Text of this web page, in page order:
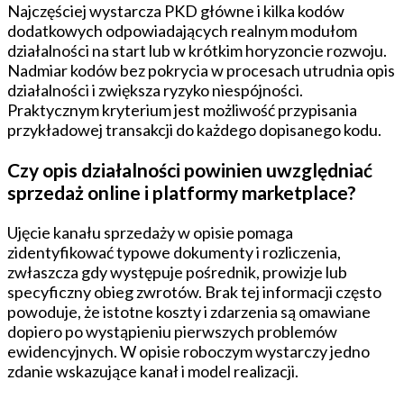
Najczęściej wystarcza PKD główne i kilka kodów
dodatkowych odpowiadających realnym modułom
działalności na start lub w krótkim horyzoncie rozwoju.
Nadmiar kodów bez pokrycia w procesach utrudnia opis
działalności i zwiększa ryzyko niespójności.
Praktycznym kryterium jest możliwość przypisania
przykładowej transakcji do każdego dopisanego kodu.
Czy opis działalności powinien uwzględniać
sprzedaż online i platformy marketplace?
Ujęcie kanału sprzedaży w opisie pomaga
zidentyfikować typowe dokumenty i rozliczenia,
zwłaszcza gdy występuje pośrednik, prowizje lub
specyficzny obieg zwrotów. Brak tej informacji często
powoduje, że istotne koszty i zdarzenia są omawiane
dopiero po wystąpieniu pierwszych problemów
ewidencyjnych. W opisie roboczym wystarczy jedno
zdanie wskazujące kanał i model realizacji.